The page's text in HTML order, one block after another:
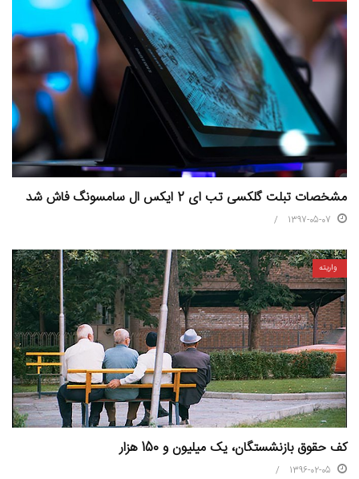
مشخصات تبلت گلکسی تب ای 2 ایکس ال سامسونگ فاش شد
1397-05-07
واریته
کف حقوق بازنشستگان، یک میلیون و 150 هزار
1396-02-05